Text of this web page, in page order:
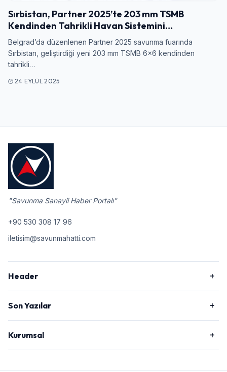
Sırbistan, Partner 2025’te 203 mm TSMB
Kendinden Tahrikli Havan Sistemini…
Belgrad’da düzenlenen Partner 2025 savunma fuarında
Sırbistan, geliştirdiği yeni 203 mm TSMB 6×6 kendinden
tahrikli…
24 EYLÜL 2025
"Savunma Sanayii Haber Portalı"
+90 530 308 17 96
iletisim@savunmahatti.com
Header
Son Yazılar
Kurumsal